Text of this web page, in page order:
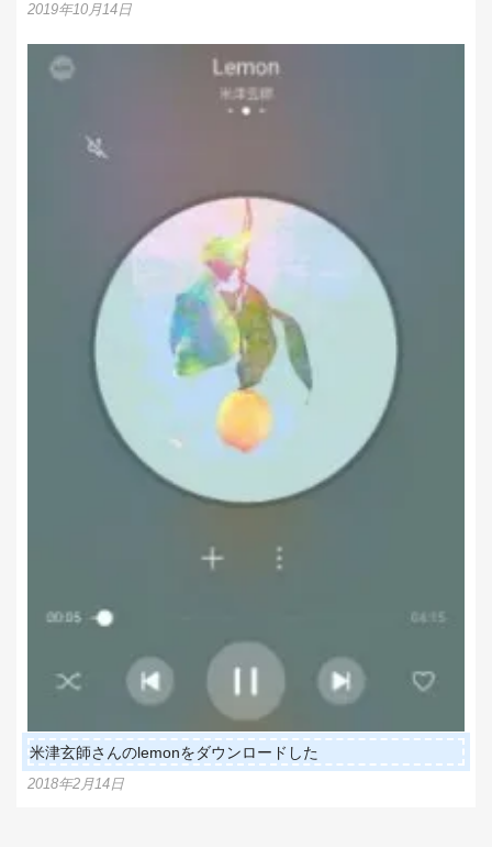
2019年10月14日
米津玄師さんのlemonをダウンロードした
2018年2月14日